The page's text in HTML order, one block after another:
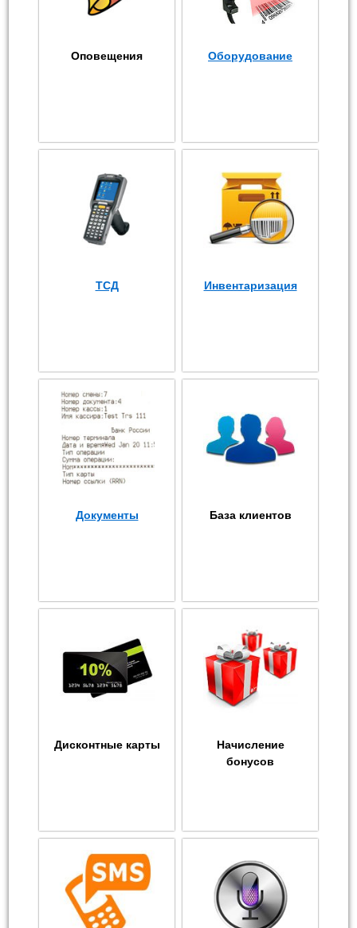
Оповещения Оборудование
ТСД Инвентаризация
Документы База клиентов
Дисконтные карты
Начисление
бонусов